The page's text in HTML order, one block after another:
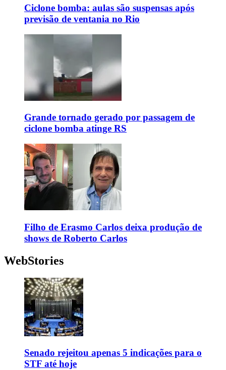
Ciclone bomba: aulas são suspensas após
previsão de ventania no Rio
Grande tornado gerado por passagem de
ciclone bomba atinge RS
Filho de Erasmo Carlos deixa produção de
shows de Roberto Carlos
WebStories
Senado rejeitou apenas 5 indicações para o
STF até hoje